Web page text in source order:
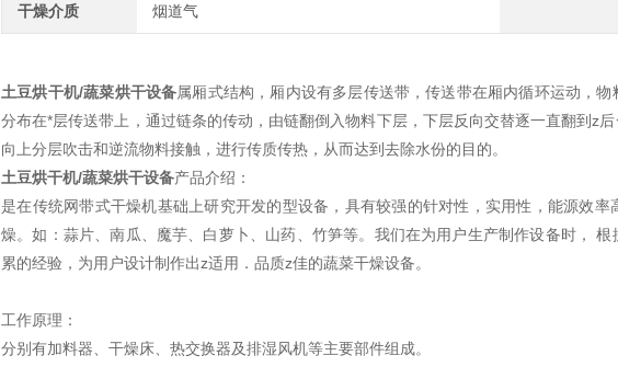
干燥介质 烟道气
土豆烘干机/蔬菜烘干设备属厢式结构，厢内设有多层传送带，传送带在厢内循环运动，
分布在*层传送带上，通过链条的传动，由链翻倒入物料下层，下层反向交替逐一直翻到z
向上分层吹击和逆流物料接触，进行传质传热，从而达到去除水份的目的。
土豆烘干机/蔬菜烘干设备产品介绍：
是在传统网带式干燥机基础上研究开发的型设备，具有较强的针对性，实用性，能源效
燥。如：蒜片、南瓜、魔芋、白萝卜、山药、竹笋等。我们在为用户生产制作设备时，
累的经验，为用户设计制作出z适用．品质z佳的蔬菜干燥设备。
工作原理：
分别有加料器、干燥床、热交换器及排湿风机等主要部件组成。